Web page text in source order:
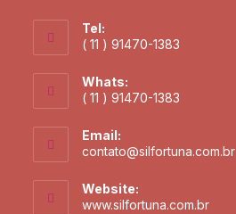
Tel:
( 11 ) 91470-1383
Whats:
( 11 ) 91470-1383
Email:
contato@silfortuna.com.br
Website:
www.silfortuna.com.br